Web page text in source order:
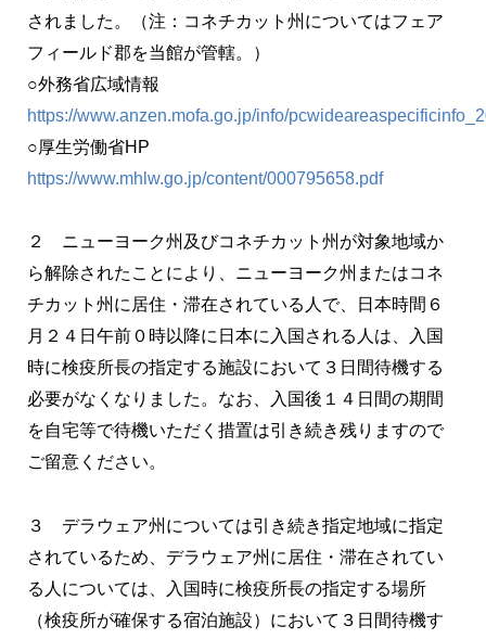
されました。（注：コネチカット州についてはフェア
フィールド郡を当館が管轄。）
○外務省広域情報
https://www.anzen.mofa.go.jp/info/
○厚生労働省HP
https://www.mhlw.go.jp/content/000795658.pdf
２ ニューヨーク州及びコネチカット州が対象地域か
ら解除されたことにより、ニューヨーク州またはコネ
チカット州に居住・滞在されている人で、日本時間６
月２４日午前０時以降に日本に入国される人は、入国
時に検疫所長の指定する施設において３日間待機する
必要がなくなりました。なお、入国後１４日間の期間
を自宅等で待機いただく措置は引き続き残りますので
ご留意ください。
３ デラウェア州については引き続き指定地域に指定
されているため、デラウェア州に居住・滞在されてい
る人については、入国時に検疫所長の指定する場所
（検疫所が確保する宿泊施設）において３日間待機す